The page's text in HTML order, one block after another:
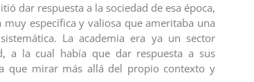
dar respuesta a la sociedad de esa época,
específica y valiosa que ameritaba una
La academia era ya un sector
a la cual había que dar respuesta a sus
que mirar más allá del propio contexto y